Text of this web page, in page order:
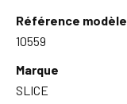
Référence modèle
10559
Marque
SLICE